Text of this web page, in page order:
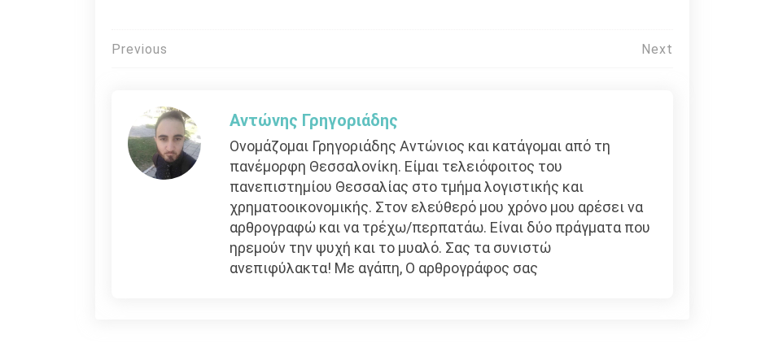
Πλοήγηση
Previous Next
Αντώνης Γρηγοριάδης
Ονομάζομαι Γρηγοριάδης Αντώνιος και κατάγομαι από τη
πανέμορφη Θεσσαλονίκη. Είμαι τελειόφοιτος του
πανεπιστημίου Θεσσαλίας στο τμήμα λογιστικής και
χρηματοοικονομικής. Στον ελεύθερό μου χρόνο μου αρέσει να
αρθρογραφώ και να τρέχω/περπατάω. Είναι δύο πράγματα που
ηρεμούν την ψυχή και το μυαλό. Σας τα συνιστώ
ανεπιφύλακτα! Με αγάπη, Ο αρθρογράφος σας